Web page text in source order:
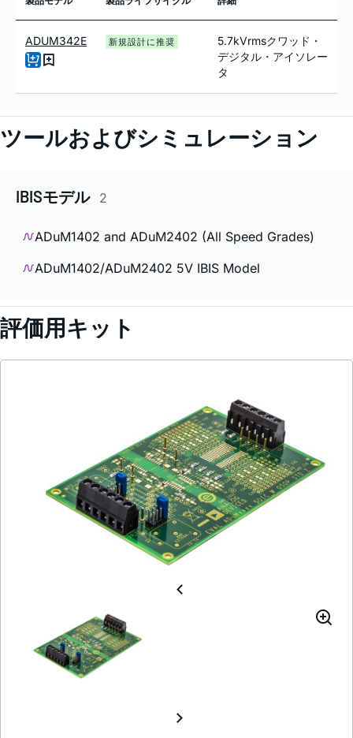
ADUM342E 新規設計に推奨
5.7kVrmsクワッド・
デジタル・アイソレー
タ
ツールおよびシミュレーション
IBISモデル 2
ADuM1402 and ADuM2402 (All Speed Grades)
ADuM1402/ADuM2402 5V IBIS Model
評価用キット